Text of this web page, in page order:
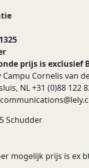
prijs is exclusief
Cornelis van
NL +31 (0)88 122
Schudder
mogelijk prijs is ex